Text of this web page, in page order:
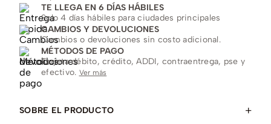
TE LLEGA EN 6 DÍAS HÁBILES
Solo 4 días hábiles para ciudades principales
CAMBIOS Y DEVOLUCIONES
Cambios o devoluciones sin costo adicional.
MÉTODOS DE PAGO
Tarjeta débito, crédito, ADDI, contraentrega, pse y
efectivo. Ver más
SOBRE EL PRODUCTO +